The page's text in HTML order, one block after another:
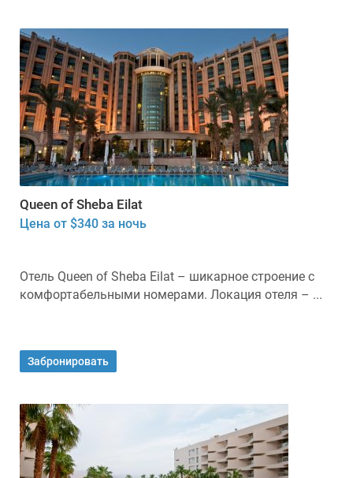
Queen of Sheba Eilat
Цена от $340 за ночь
Отель Queen of Sheba Eilat – шикарное строение с
комфортабельными номерами. Локация отеля – ...
Забронировать